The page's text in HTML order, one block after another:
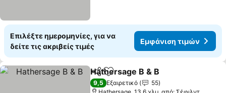
Επιλέξτε ημερομηνίες, για να
δείτε τις ακριβείς τιμές
Εμφάνιση τιμών
Κοινοποίηση
Προσθήκη στα αγαπημένα
Hathersage B & B
9,5 Εξαιρετικό
55